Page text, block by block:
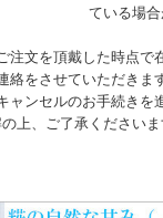
ている場合
注文を頂戴した時点で
絡をさせていただきま
ャンセルのお手続きを
上、ご了承ください